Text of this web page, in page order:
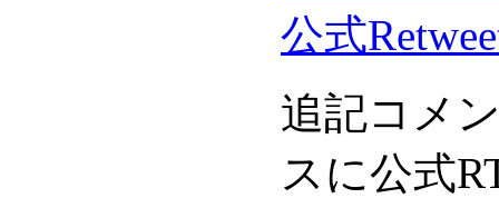
公式
追記コメ
スに公式